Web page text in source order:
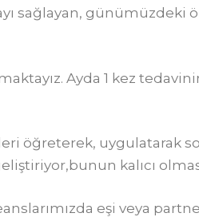
sağlayan, günümüzdeki
Ayda 1 kez
öğreterek, uygulatarak
kalıcı
eşi veya